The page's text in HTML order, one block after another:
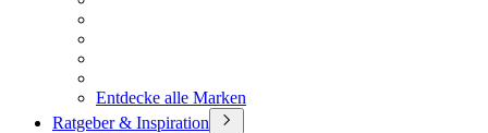
Entdecke alle Marken
Ratgeber & Inspiration